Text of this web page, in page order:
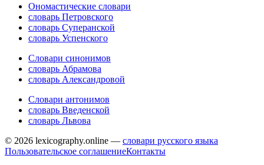
Ономастические словари
словарь Петровского
словарь Суперанской
словарь Успенского
Словари синонимов
словарь Абрамова
словарь Александровой
Словари антонимов
словарь Введенской
словарь Львова
© 2026 lexicography.online — словари русского языка
Пользовательское соглашениеКонтакты